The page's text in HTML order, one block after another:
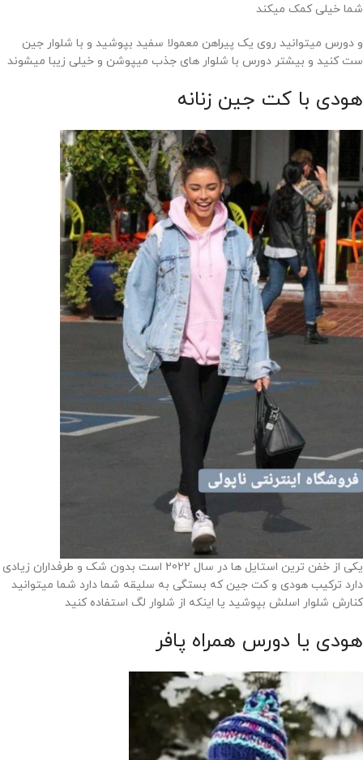
شما خیلی کمک میکند
و دورس میتوانید روی یک پیراهن معمولا سفید بپوشید و با شلوار جین
ست کنید و بیشتر دورس با شلوار های جذب میپوشن و خیلی زیبا میشوند
هودی با کت جین زنانه
یکی از خفن ترین استایل ها در سال 2022 است بدون شک و طرفداران زیادی
دارد ترکیب هودی و کت جین که بستگی به سلیقه شما دارد شما میتوانید
کنارش شلوار اسلش بپوشید یا اینکه از شلوار لگ استفاده کنید
هودی یا دورس همراه پافر